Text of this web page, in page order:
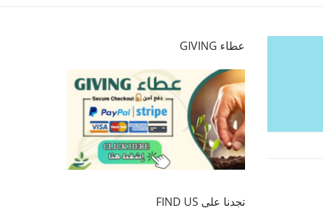
عطاء GIVING
تجدنا على FIND US